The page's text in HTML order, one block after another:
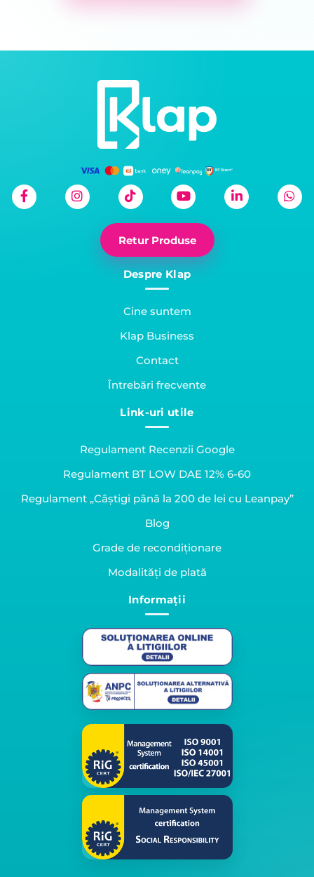
Retur Produse
Despre Klap
Cine suntem
Klap Business
Contact
Întrebări frecvente
Link-uri utile
Regulament Recenzii Google
Regulament BT LOW DAE 12% 6-60
Regulament „Câștigi până la 200 de lei cu Leanpay”
Blog
Grade de recondiționare
Modalități de plată
Informații